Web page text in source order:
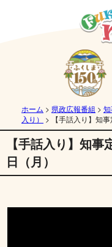
ホーム > 県政広報番組 >
入り）
> 【手話入り】知
【手話入り】知
日（月）